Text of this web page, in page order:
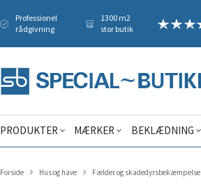
Professionel
rådgivning
1300 m2
stor butik
PRODUKTER MÆRKER BEKLÆDNING
Forside Hus og have Fælder og skadedyrsbekæmpelse